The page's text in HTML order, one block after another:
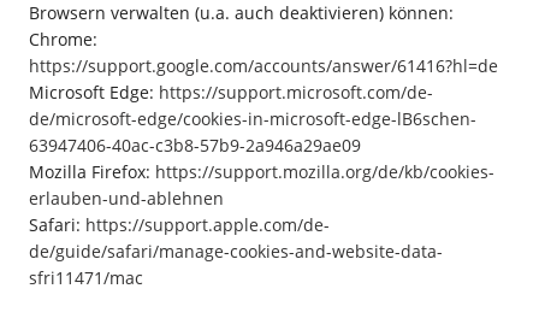
Browsern verwalten (u.a. auch deaktivieren) können:
Chrome:
https://support.google.com/accounts/answer/61416?hl=de
Microsoft Edge: https://support.microsoft.com/de-
de/microsoft-edge/cookies-in-microsoft-edge-lB6schen-
63947406-40ac-c3b8-57b9-2a946a29ae09
Mozilla Firefox: https://support.mozilla.org/de/kb/cookies-
erlauben-und-ablehnen
Safari: https://support.apple.com/de-
de/guide/safari/manage-cookies-and-website-data-
sfri11471/mac